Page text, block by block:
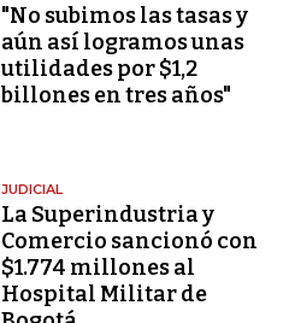
"No subimos las tasas y
aún así logramos unas
utilidades por $1,2
billones en tres años"
JUDICIAL
La Superindustria y
Comercio sancionó con
$1.774 millones al
Hospital Militar de